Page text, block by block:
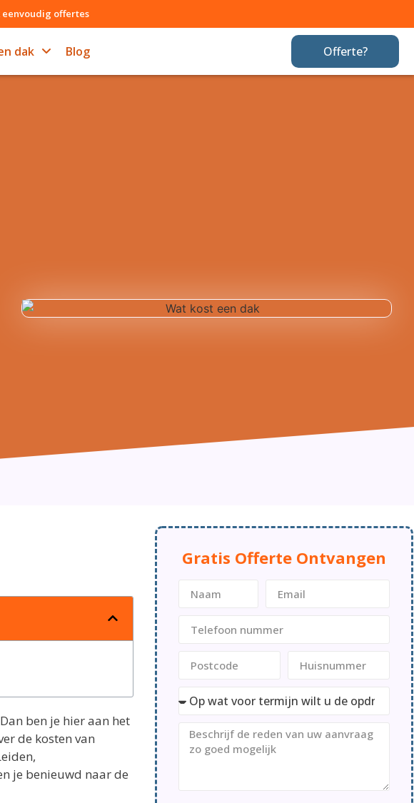
offertes
dak Blog Offerte?
ben je hier aan het
de kosten van
je benieuwd naar de
Gratis Offerte Ontvangen